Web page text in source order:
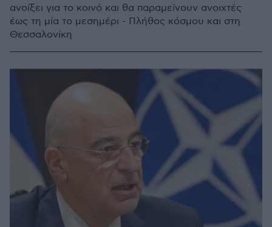
ανοίξει για το κοινό και θα παραμείνουν ανοιχτές
έως τη μία το μεσημέρι - Πλήθος κόσμου και στη
Θεσσαλονίκη